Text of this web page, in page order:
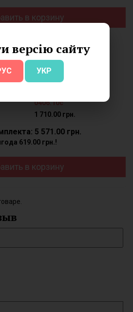
версію сайту
УКР
в корзину
+
Серьги серебряные с
0406.10с
1 710.00 грн.
5 571.00 грн.
619.00 грн.!
в корзину